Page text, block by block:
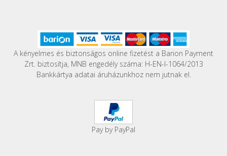
A kényelmes és biztonságos online fizetést a Barion Payment
Zrt. biztosítja, MNB engedély száma: H-EN-I-1064/2013
Bankkártya adatai áruházunkhoz nem jutnak el.
Pay by PayPal